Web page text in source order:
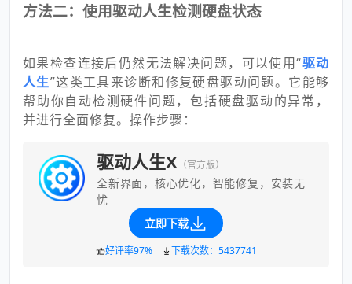
方法二：使用驱动人生检测硬盘状态
如果检查连接后仍然无法解决问题，可以使用“驱动
人生”这类工具来诊断和修复硬盘驱动问题。它能够
帮助你自动检测硬件问题，包括硬盘驱动的异常，
并进行全面修复。操作步骤：
驱动人生X （官方版）
全新界面，核心优化，智能修复，安装无
忧
立即下载
好评率97% 下载次数：5437741